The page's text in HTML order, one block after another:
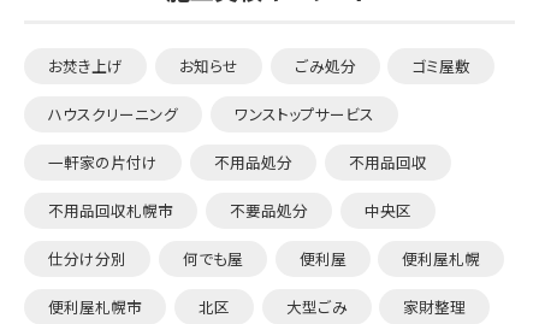
お焚き上げ お知らせ ごみ処分 ゴミ屋敷
ハウスクリーニング ワンストップサービス
一軒家の片付け 不用品処分 不用品回収
不用品回収札幌市 不要品処分 中央区
仕分け分別 何でも屋 便利屋 便利屋札幌
便利屋札幌市 北区 大型ごみ 家財整理